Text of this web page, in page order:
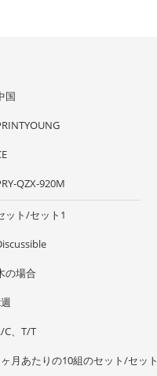
国
QZX-920M
ット/セット1
の場合
C、T/T
月あたりの10組のセット/セット